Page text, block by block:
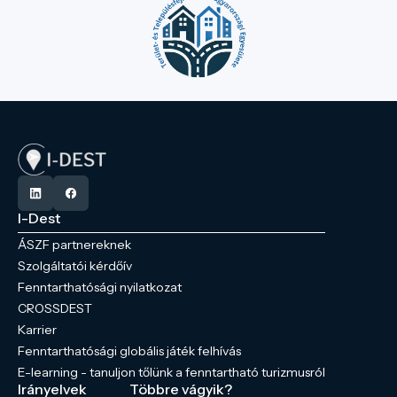
I-Dest
ÁSZF partnereknek
Szolgáltatói kérdőív
Fenntarthatósági nyilatkozat
CROSSDEST
Karrier
Fenntarthatósági globális játék felhívás
E-learning - tanuljon tőlünk a fenntartható turizmusról
Irányelvek Többre vágyik?